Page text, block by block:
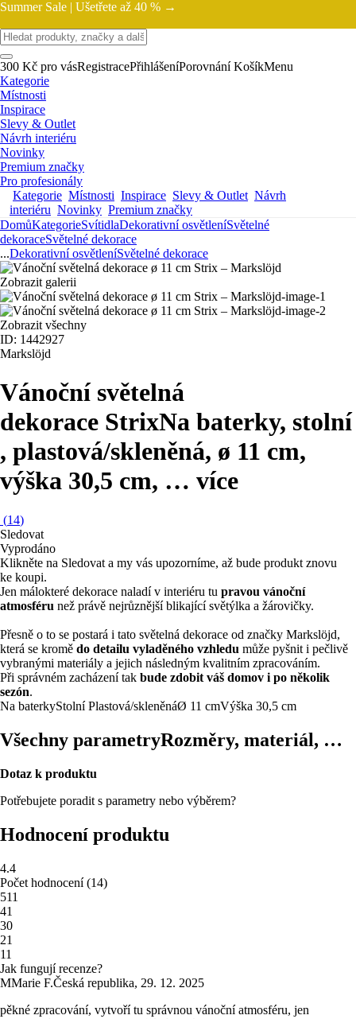
Summer Sale | Ušetřete až 40 % →
300 Kč pro vásRegistracePřihlášeníPorovnání KošíkMenu
Kategorie
Místnosti
Inspirace
Slevy & Outlet
Návrh interiéru
Novinky
Premium značky
Pro profesionály
Kategorie Místnosti Inspirace Slevy & Outlet Návrh
interiéru Novinky Premium značky
DomůKategorieSvítidlaDekorativní osvětleníSvětelné
dekoraceSvětelné dekorace
...Dekorativní osvětleníSvětelné dekorace
Zobrazit galerii
Zobrazit všechny
ID: 1442927
Markslöjd
Vánoční světelná
dekorace StrixNa baterky, stolní
, plastová/skleněná, ø 11 cm,
výška 30,5 cm, … více
(14)
Sledovat
Vyprodáno
Klikněte na Sledovat a my vás upozorníme, až bude produkt znovu
ke koupi.
Jen málokteré dekorace naladí v interiéru tu pravou vánoční
atmosféru než právě nejrůznější blikající světýlka a žárovičky.
Přesně o to se postará i tato světelná dekorace od značky Markslöjd,
která se kromě do detailu vyladěného vzhledu může pyšnit i pečlivě
vybranými materiály a jejich následným kvalitním zpracováním.
Při správném zacházení tak bude zdobit váš domov i po několik
sezón.
Na baterkyStolníPlastová/skleněnáØ 11 cmVýška 30,5 cm
Všechny parametryRozměry, materiál, …
Dotaz k produktu
Potřebujete poradit s parametry nebo výběrem?
Hodnocení produktu
4.4
Počet hodnocení(14)
511
41
30
21
11
Jak fungují recenze?
MMarie F.Česká republika, 29. 12. 2025
pěkné zpracování, vytvoří tu správnou vánoční atmosféru, jen